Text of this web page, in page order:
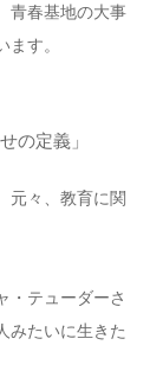
青春基地の大事
す。
の定義」
々、教育に関
・テューダーさ
みたいに生きた